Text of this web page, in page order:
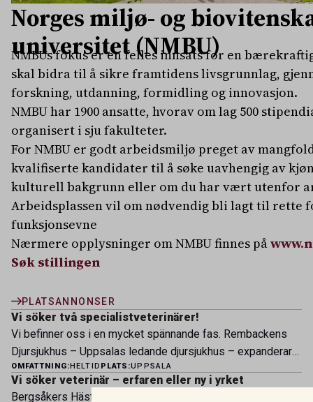
Norges miljø- og
universitet (NMBU)
NMBUs fokus er en felles innsats for en
skal bidra til å sikre framtidens livsgrunnlag,
forskning, utdanning, formidling og innovasjon.
NMBU har 1900 ansatte, hvorav om lag 500
organisert i sju fakulteter.
For NMBU er godt arbeidsmiljø preget av
kvalifiserte kandidater til å søke uavhengig av
kulturell bakgrunn eller om du har vært utenfor
Arbeidsplassen vil om nødvendig bli lagt til rette
funksjonsevne
Nærmere opplysninger om NMBU finnes på
Søk stillingen
PLATSANNONSER
Vi söker två specialistveterinärer!
Vi befinner oss i en mycket spännande fas. Rembackens
Djursjukhus – Uppsalas ledande djursjukhus – expanderar
nu sin specialistverksamhet och söker legitimerade
veterinärer med specialistkompetens som vill vara med
OMFATTNING:HELTID PLATS:UPPSALA
Vi söker veterinär – erfaren eller ny i yrket
Bergsåkers Hästklinik är en del av koncernen Husaby